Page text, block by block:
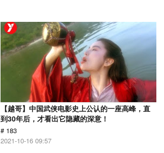
【越哥】中国武侠电影史上公认的一座高峰，直
到30年后，才看出它隐藏的深意！
# 183
2021-10-16 09:57